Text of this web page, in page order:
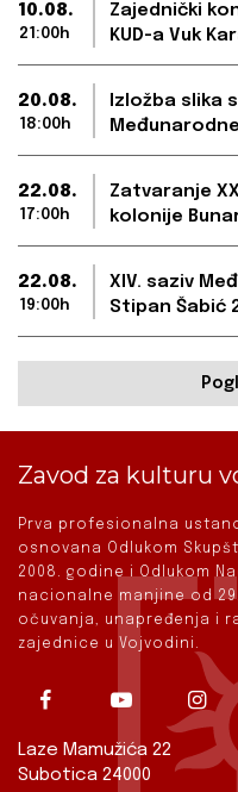
10.08.
21:00h
Zajednički
KUD-a Vuk
20.08.
18:00h
Izložba slika
22.08.
17:00h
Zatvaranje
kolonije
22.08.
19:00h
XIV. saziv
Stipan Šabić
Zavod za kulturu
Prva profesionalna
osnovana Odlukom
2008. godine i Odlukom
nacionalne manjine od
očuvanja, unapređenja i
zajednice u Vojvodini.
Laze Mamužića 22
Subotica 24000